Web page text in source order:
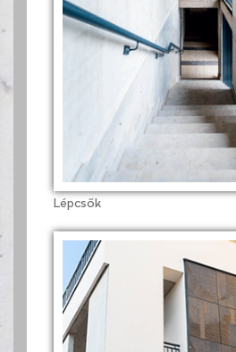
Lépcsők